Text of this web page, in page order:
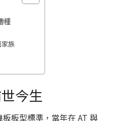
種
族
今生
板型標準，當年在 AT 與